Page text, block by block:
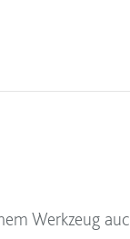
Werkzeug